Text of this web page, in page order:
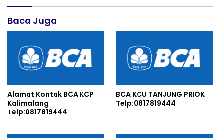
Baca Juga
Alamat Kontak BCA KCP
Kalimalang
Telp:0817819444
BCA KCU TANJUNG PRIOK
Telp:0817819444